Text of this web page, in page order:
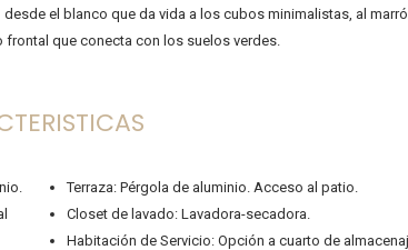
el blanco que da vida a los cubos minimalistas, al
frontal que conecta con los suelos verdes.
Terraza: Pérgola de aluminio. Acceso al patio.
Closet de lavado: Lavadora-secadora.
Habitación de Servicio: Opción a cuarto de